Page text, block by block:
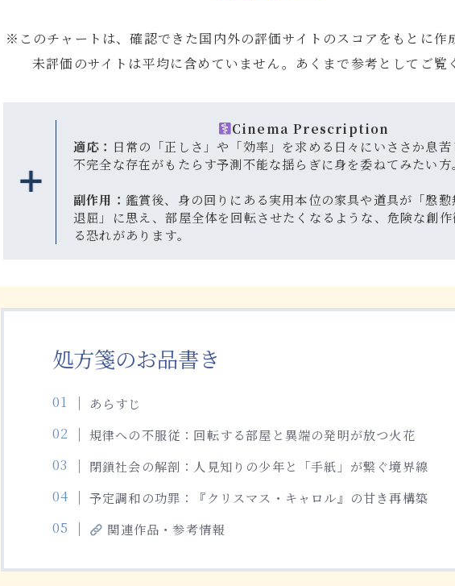
※このチャートは、確認できた国内外の評価サイトのスコアをもとに作
未評価のサイトは平均に含めていません。あくまで参考としてご覧
Cinema Prescription
適応： 日常の「正しさ」や「効率」を求める日々にいささか息苦
不完全な存在がもたらす予測不能な揺らぎに身を委ねてみたい方
副作用： 鑑賞後、身の回りにある実用本位の家具や道具が「慇懃
退屈」に思え、部屋全体を回転させたくなるような、危険な創
る恐れがあります。
処方箋のお品書き
あらすじ
規律への不服従：回転する部屋と異端の発明が放つ火花
閉鎖社会の解剖：人見知りの少年と「手紙」が繋ぐ境界線
予定調和の功罪：『クリスマス・キャロル』の甘き再構築
関連作品・参考情報